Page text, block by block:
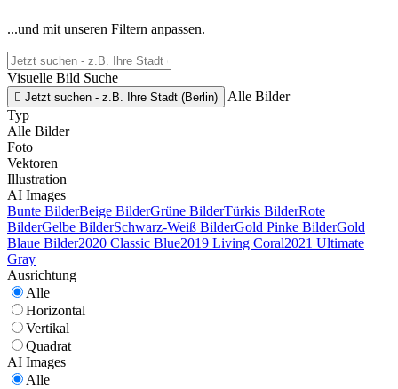
...und mit unseren Filtern anpassen.
Visuelle Bild Suche
 Jetzt suchen - z.B. Ihre Stadt (Berlin)
Alle Bilder
Typ
Alle Bilder
Foto
Vektoren
Illustration
AI Images
Bunte BilderBeige BilderGrüne BilderTürkis BilderRote
BilderGelbe BilderSchwarz-Weiß BilderGold Pinke BilderGold
Blaue Bilder2020 Classic Blue2019 Living Coral2021 Ultimate
Gray
Ausrichtung
Alle
Horizontal
Vertikal
Quadrat
AI Images
Alle